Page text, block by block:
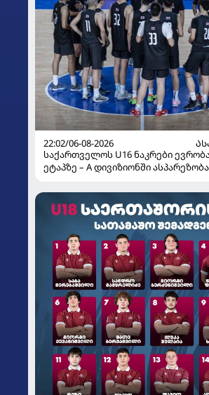
22:02/06-08-2026
საქართველოს U16 ნაკრები
ეტაპზე – A დივიზიონში